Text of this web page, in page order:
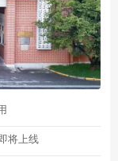
将上线